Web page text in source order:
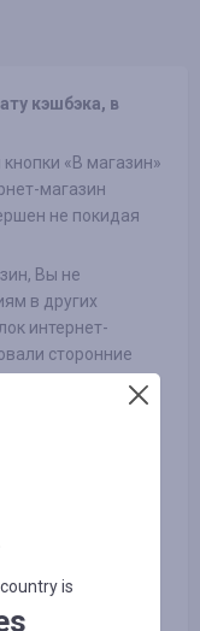
кэшбэка, в
«В магазин»
магазин
не покидая
Вы не
в других
интернет-
сторонние
(в
на
УСЛОВИЯ» )
магазине, Вы не
и другие
средств на
is